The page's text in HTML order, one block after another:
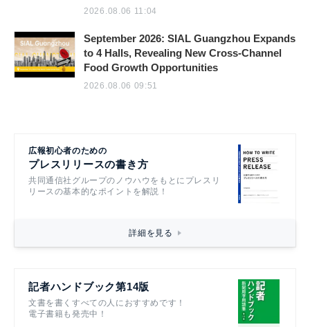
2026.08.06 11:04
September 2026: SIAL Guangzhou Expands
to 4 Halls, Revealing New Cross-Channel
Food Growth Opportunities
2026.08.06 09:51
広報初心者のための
プレスリリースの書き方
共同通信社グループのノウハウをもとにプレスリ
リースの基本的なポイントを解説！
詳細を見る
記者ハンドブック第14版
文書を書くすべての人におすすめです！
電子書籍も発売中！